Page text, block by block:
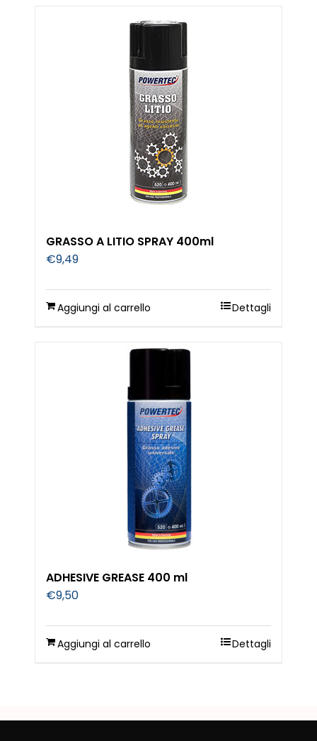
GRASSO A LITIO SPRAY 400ml
€9,49
Aggiungi al carrello Dettagli
ADHESIVE GREASE 400 ml
€9,50
Aggiungi al carrello Dettagli